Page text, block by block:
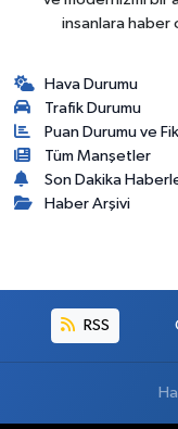
insanlara haber
Hava Durumu
Trafik Durumu
Puan Durumu ve
Tüm Manşetler
Son Dakika
Haber Arşivi
RSS